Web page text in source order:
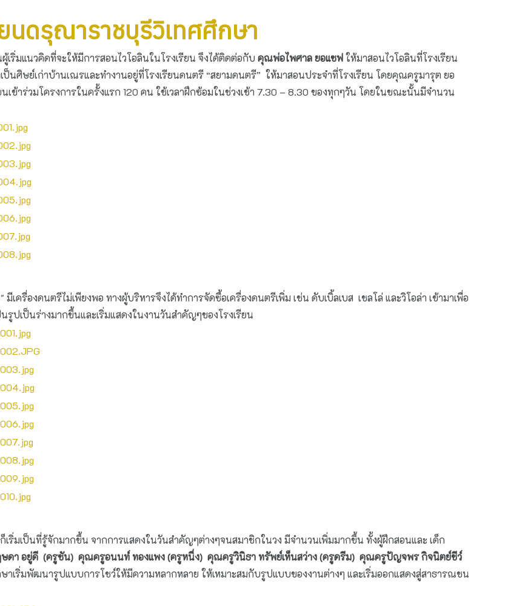
ยนดรุณาราชบุรีวิเทศศึกษา
ผู้เริ่มแนวคิดที่จะให้มีการสอนไวโอลินในโรงเรียน จึงได้ติดต่อกับคุณพ่อไพศาล ยอแซฟ ให้มาสอนไวโอลินที่โรงเรียน
ป็นศิษย์เก่าบ้านเณรและทำงานอยู่ที่โรงเรียนดนตรี “สยามดนตรี” ให้มาสอนประจำที่โรงเรียน โดยคุณครูมารุต ยอ
เข้าร่วมโครงการในครั้งแรก 120 คน ใช้เวลาฝึกซ้อมในช่วงเช้า 7.30 – 8.30 ของทุกๆวัน โดยในขณะนั้นมีจำนวน
มีเครื่องดนตรีไม่เพียงพอ ทางผู้บริหารจึงได้ทำการจัดซื้อเครื่องดนตรีเพิ่ม เช่น ดับเบิ้ลเบส เชลโล่ และวิโอล่า เข้ามาเพื่อ
รูปเป็นร่างมากขึ้นและเริ่มแสดงในงานวันสำคัญๆของโรงเรียน
ป็นที่รู้จักมากขึ้น จากการแสดงในวันสำคัญๆต่างๆจนสมาชิกในวง มีจำนวนเพิ่มมากขึ้น ทั้งผู้ฝึกสอนและ เด็ก
ดา อยู่ดี (ครูซัน) คุณครูอนนท์ ทองแพง (ครูหนึ่ง) คุณครูวินิธา ทรัพย์เห็นสว่าง (ครูดรีม) คุณครูปัญจพร กิจนิตย์ชีว์
าเริ่มพัฒนารูปแบบการโชว์ให้มีความหลากหลาย ให้เหมาะสมกับรูปแบบของงานต่างๆ และเริ่มออกแสดงสู่สาธารณชน